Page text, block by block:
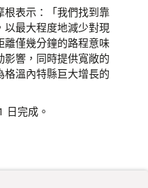
根表示：「我們找到靠
以最大程度地減少對現
離僅幾分鐘的路程意味
響，同時提供寬敞的
溫內特縣巨大增長的
日完成。